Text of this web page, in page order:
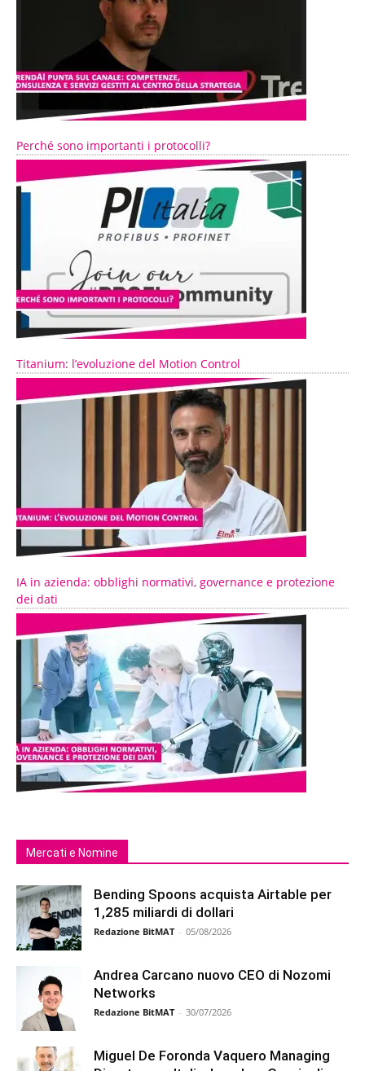
Perché sono importanti i protocolli?
Titanium: l’evoluzione del Motion Control
IA in azienda: obblighi normativi, governance e protezione
dei dati
Mercati e Nomine
Bending Spoons acquista Airtable per
1,285 miliardi di dollari
Redazione BitMAT - 05/08/2026
Andrea Carcano nuovo CEO di Nozomi
Networks
Redazione BitMAT - 30/07/2026
Miguel De Foronda Vaquero Managing